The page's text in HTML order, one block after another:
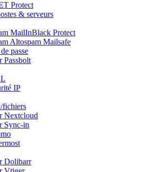
Protect
& serveurs
MailInBlack Protect
Altospam Mailsafe
passe
Passbolt
IP
fichiers
Nextcloud
Sync-in
Dolibarr